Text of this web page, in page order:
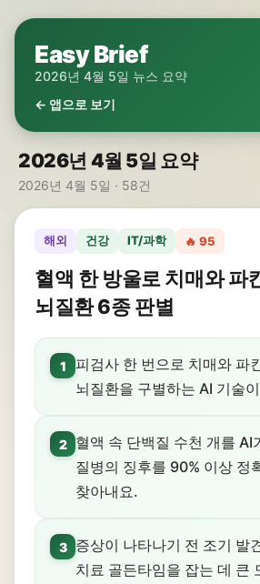
Easy Brief
2026년 4월 5일 뉴스 요약
← 앱으로 보기
2026년 4월 5일 요약
2026년 4월 5일 · 58건
해외 건강 IT/과학 🔥 95
혈액 한 방울로 치매와 파
뇌질환 6종 판별
1
피검사 한 번으로 치매와 파
뇌질환을 구별하는 AI 기술
2
혈액 속 단백질 수천 개를 AI
질병의 징후를 90% 이상 정
찾아내요.
3
증상이 나타나기 전 조기 발
치료 골든타임을 잡는 데 큰